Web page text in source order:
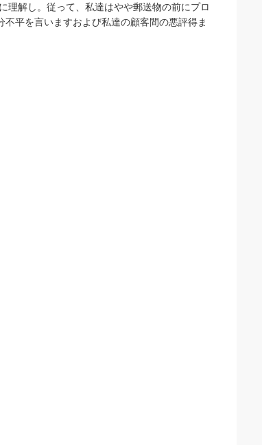
理解し。従って、私達はやや郵送物の前にプロ
平を言いますおよび私達の顧客間の悪評得ま